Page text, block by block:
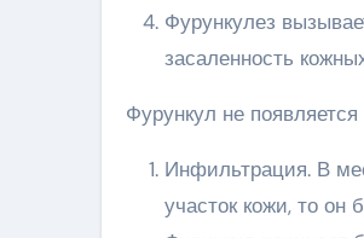
Фурункулез
засаленность
Фурункул не
Инфильтрация. В
участок кожи, то он